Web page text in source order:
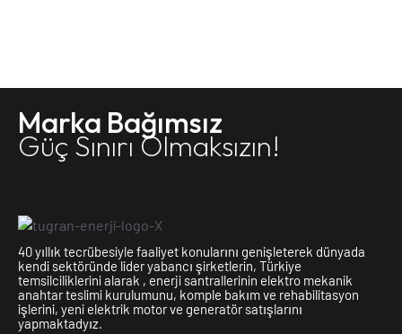
Marka Bağımsız
Güç Sınırı Olmaksızın!
40 yıllık tecrübesiyle faaliyet konularını genişleterek dünyada
kendi sektöründe lider yabancı şirketlerin, Türkiye
temsilciliklerini alarak , enerji santrallerinin elektro mekanik
anahtar teslimi kurulumunu, komple bakım ve rehabilitasyon
işlerini, yeni elektrik motor ve generatör satışlarını
yapmaktadyız.